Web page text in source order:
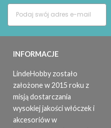
INFORMACJE
LindeHobby zostało
założone w 2015 roku z
misją dostarczania
wysokiej jakości włóczek i
akcesoriów w